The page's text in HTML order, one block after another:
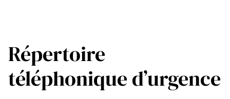
Répertoire
téléphonique d’urgence